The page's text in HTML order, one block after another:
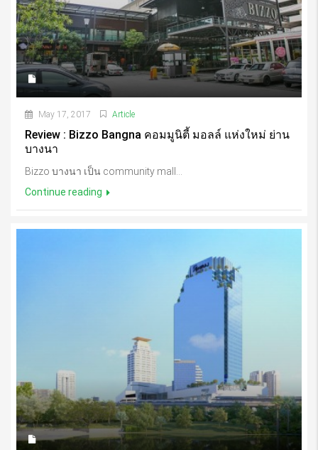
May 17, 2017 Article
Review : Bizzo Bangna คอมมูนิตี้ มอลล์ แห่งใหม่ ย่าน
บางนา
Bizzo บางนา เป็น community mall...
Continue reading